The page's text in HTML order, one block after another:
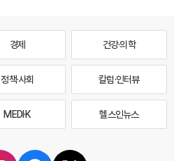
경제 건강·의학
정책·사회 칼럼·인터뷰
MEDI·K 헬스인뉴스